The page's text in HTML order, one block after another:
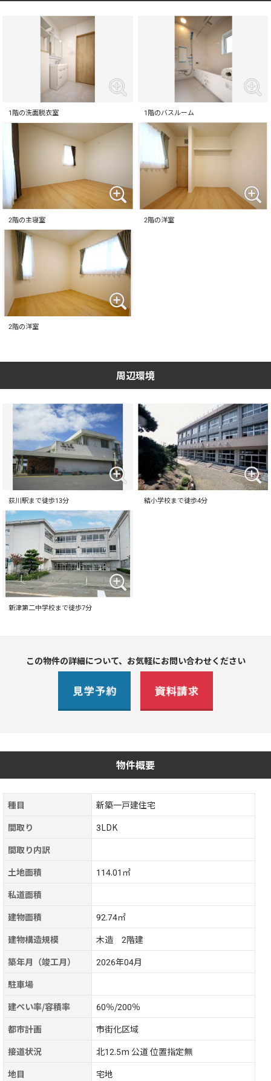
1階の洗面脱衣室 1階のバスルーム
2階の主寝室 2階の洋室
2階の洋室
周辺環境
荻川駅まで徒歩13分 結小学校まで徒歩4分
新津第二中学校まで徒歩7分
この物件の詳細について、お気軽にお問い合わせください
物件概要
種目
新築一戸建住宅
間取り
3LDK
間取り内訳
土地面積
114.01㎡
私道面積
建物面積
92.74㎡
建物構造規模
木造 2階建
築年月（竣工月）
2026年04月
駐車場
建ぺい率/容積率
60％/200％
都市計画
市街化区域
接道状況
北12.5m 公道 位置指定無
地目
宅地